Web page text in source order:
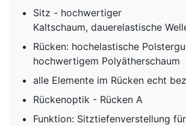
Sitz - hochwertiger
Kaltschaum, dauerelastische
Rücken: hochelastische
hochwertigem Polyätherschaum
alle Elemente im Rücken echt
Rückenoptik - Rücken A
Funktion: Sitztiefenverstellung